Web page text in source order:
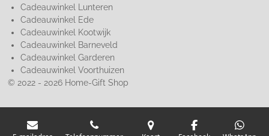
Cadeauwinkel Lunteren
Cadeauwinkel Ede
Cadeauwinkel Kootwijk
Cadeauwinkel Barneveld
Cadeauwinkel Garderen
Cadeauwinkel Voorthuizen
© 2022 - 2026 Home-Gift Shop